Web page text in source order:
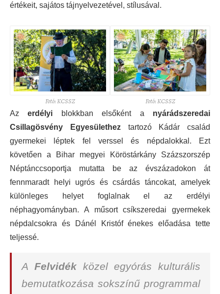
értékeit, sajátos tájnyelvezetével, stílusával.
Fotó: KCSSZ
Fotó: KCSSZ
Azerdélyi blokkban elsőként a nyárádszeredai
Csillagösvény Egyesületheztartozó Kádár család
gyermekei léptek fel verssel és népdalokkal. Ezt
követően a Bihar megyei Köröstárkány Százszorszép
Néptánccsoportja mutatta be az évszázadokon át
fennmaradt helyi ugrós és csárdás táncokat, amelyek
különleges helyet foglalnak el az erdélyi
néphagyományban. A műsort csíkszeredai gyermekek
népdalcsokra és Dánél Kristóf énekes előadása tette
teljessé.
A Felvidékközel egyórás kulturális
bemutatkozása sokszínű programmal